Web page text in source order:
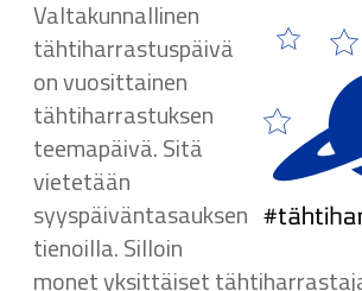
Valtakunnallinen
tähtiharrastuspäivä
on vuosittainen
tähtiharrastuksen
teemapäivä. Sitä
vietetään
syyspäiväntasauksen
tienoilla. Silloin
monet yksittäiset